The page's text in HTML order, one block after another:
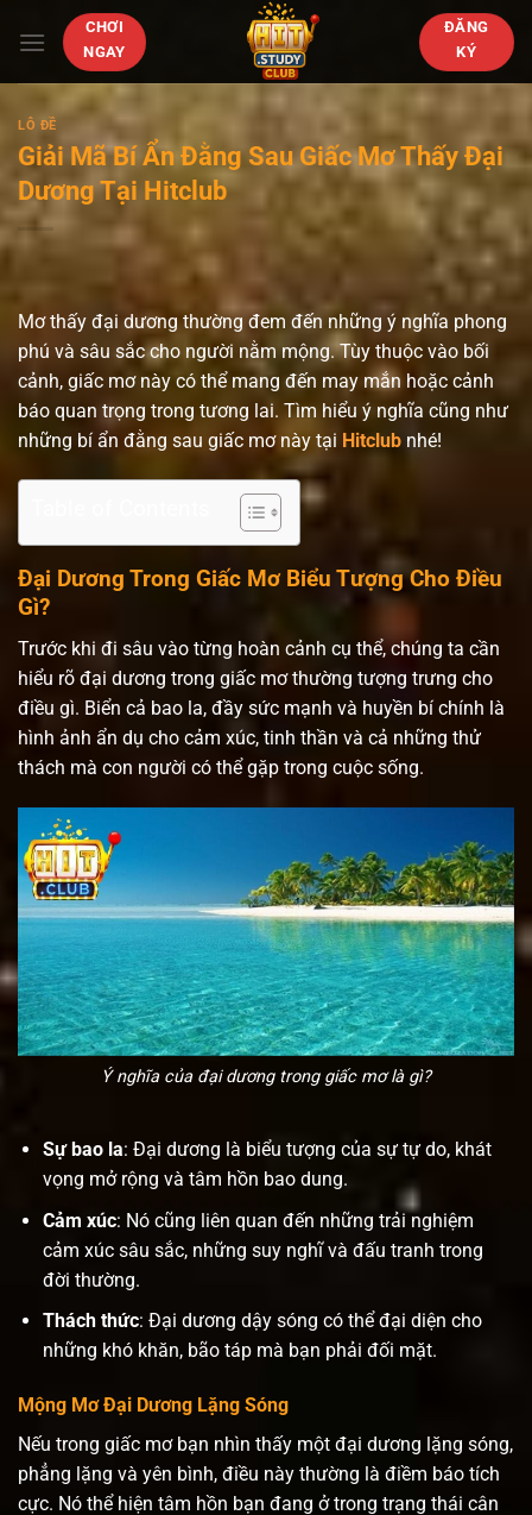
qua
CHƠI
NGAY
ĐĂNG
KÝ
LÔ ĐỀ
Giải Mã Bí Ẩn Đằng Sau Giấc Mơ Thấy Đại
Dương Tại Hitclub
Mơ thấy đại dương thường đem đến những ý nghĩa phong
phú và sâu sắc cho người nằm mộng. Tùy thuộc vào bối
cảnh, giấc mơ này có thể mang đến may mắn hoặc cảnh
báo quan trọng trong tương lai. Tìm hiểu ý nghĩa cũng như
những bí ẩn đằng sau giấc mơ này tại Hitclub nhé!
Đại Dương Trong Giấc Mơ Biểu Tượng Cho Điều
Gì?
Trước khi đi sâu vào từng hoàn cảnh cụ thể, chúng ta cần
hiểu rõ đại dương trong giấc mơ thường tượng trưng cho
điều gì. Biển cả bao la, đầy sức mạnh và huyền bí chính là
hình ảnh ẩn dụ cho cảm xúc, tinh thần và cả những thử
thách mà con người có thể gặp trong cuộc sống.
Ý nghĩa của đại dương trong giấc mơ là gì?
Sự bao la: Đại dương là biểu tượng của sự tự do, khát
vọng mở rộng và tâm hồn bao dung.
Cảm xúc: Nó cũng liên quan đến những trải nghiệm
cảm xúc sâu sắc, những suy nghĩ và đấu tranh trong
đời thường.
Thách thức: Đại dương dậy sóng có thể đại diện cho
những khó khăn, bão táp mà bạn phải đối mặt.
Mộng Mơ Đại Dương Lặng Sóng
Nếu trong giấc mơ bạn nhìn thấy một đại dương lặng sóng,
phẳng lặng và yên bình, điều này thường là điềm báo tích
cực. Nó thể hiện tâm hồn bạn đang ở trong trạng thái cân